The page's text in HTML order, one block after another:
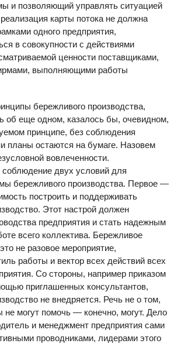
и позволяющий управлять ситуацией
карты потока не должна
одного предприятия,
в совокупности с действиями
ценности поставщиками,
выполняющими работы
бережливого производства,
об еще одном, казалось бы, очевидном,
принципе, без соблюдения
планы остаются на бумаге. Назовем
вовлеченности.
соблюдение двух условий для
бережливого производства. Первое —
построить и поддерживать
Этот настрой должен
предприятия и стать надежным
всего коллектива. Бережливое
не разовое мероприятие,
работы и вектор всех действий всех
Со стороны, например приказом
приглашенных консультантов,
не внедряется. Речь не о том,
не могут помочь — конечно, могут. Дело
и менеджмент предприятия сами
проводниками, лидерами этого